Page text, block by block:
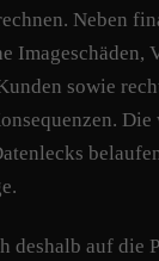
Neben
Imageschäden,
sowie
deshalb auf die